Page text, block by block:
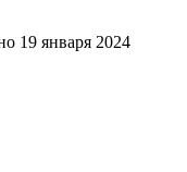
19 января 2024